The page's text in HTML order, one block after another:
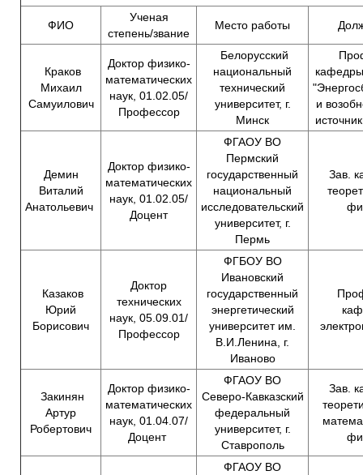
ФИО
Ученая
степень/звание
Место работы
Краков
Михаил
Самуилович
Доктор физико-
математических
наук, 01.02.05/
Профессор
Белорусский
национальный
технический
университет, г.
Минск
и
Демин
Виталий
Анатольевич
Доктор физико-
математических
наук, 01.02.05/
Доцент
ФГАОУ ВО
Пермский
государственный
национальный
исследовательский
университет, г.
Пермь
Зав.
Казаков
Юрий
Борисович
Доктор
технических
наук, 05.09.01/
Профессор
ФГБОУ ВО
Ивановский
государственный
энергетический
университет им.
В.И.Ленина, г.
Иваново
Закинян
Артур
Робертович
Доктор физико-
математических
наук, 01.04.07/
Доцент
ФГАОУ ВО
Северо-Кавказский
федеральный
университет, г.
Ставрополь
Зав.
ФГАОУ ВО